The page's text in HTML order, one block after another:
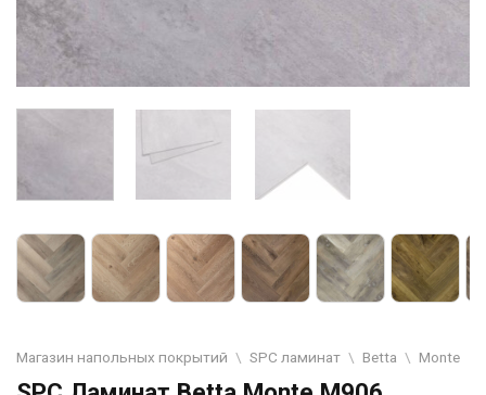
Магазин напольных покрытий \ SPC ламинат \ Betta \ Monte